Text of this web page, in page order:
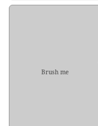
Brush me